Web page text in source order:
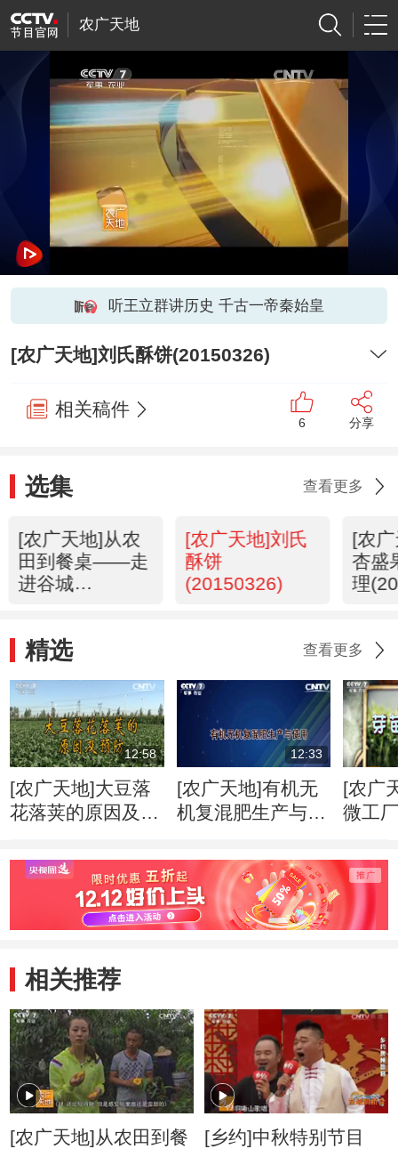
农广天地
听王立群讲历史 千古一帝秦始皇
[农广天地]刘氏酥饼(20150326)
相关稿件
6 分享
选集 查看更多
[农广天地]从农
田到餐桌——走
进谷城
[农广天地]刘氏
酥饼
(20150326)
[农
杏盛
理
精选 查看更多
12:58
[农广天地]大豆落
花落荚的原因及预
12:33
[农广天地]有机无
机复混肥生产与使
[农广
微工
相关推荐
[农广天地]从农田到餐
[乡约]中秋特别节目